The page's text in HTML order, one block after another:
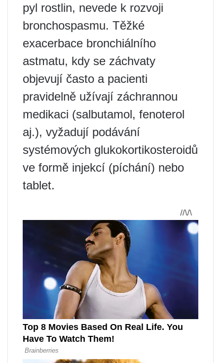
pyl rostlin, nevede k rozvoji
bronchospasmu. Těžké
exacerbace bronchiálního
astmatu, kdy se záchvaty
objevují často a pacienti
pravidelně užívají záchrannou
medikaci (salbutamol, fenoterol
aj.), vyžadují podávání
systémových glukokortikosteroidů
ve formě injekcí (píchání) nebo
tablet.